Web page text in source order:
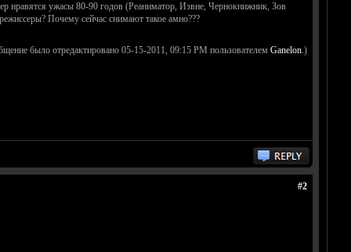
нравятся ужасы 80-90 годов (Реаниматор, Извне, Чернокнижник, Зов
Почему сейчас снимают такое амно???
было отредактировано 05-15-2011, 09:15 PM пользователем Ganelon.)
#2